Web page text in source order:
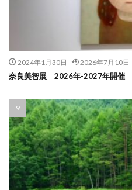
2024年1月30日 2026年7月10日
奈良美智展 2026年-2027年開催